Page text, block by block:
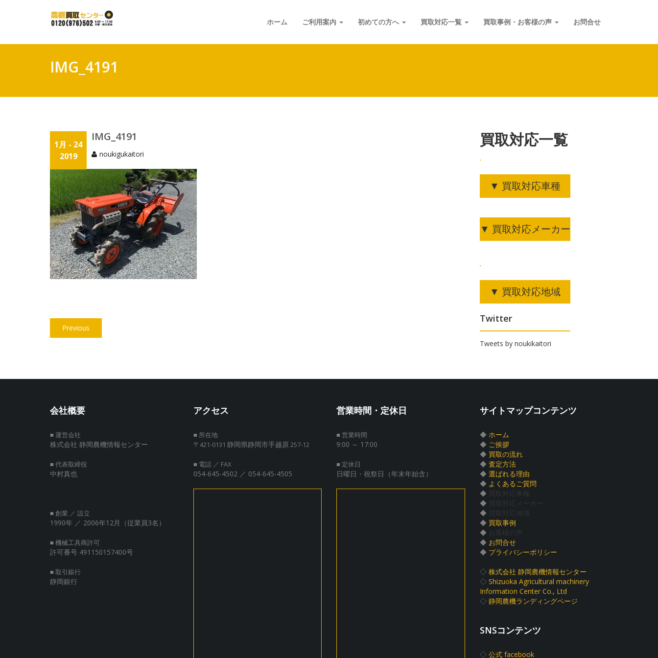
ホーム ご利用案内 初めての方へ 買取対応一覧 買取事例・お客様の声 お問合せ
IMG_4191
1月 - 24
2019
IMG_4191
noukigukaitori
投
稿
ビ
ー
ョ
Previous
post:
買取対応一覧
▼ 買取対応車種
▼ 買取対応メーカー
▼ 買取対応地域
Twitter
Tweets by noukikaitori
会社概要
■ 運営会社
株式会社 静岡農機情報センター
■ 代表取締役
中村真也
■ 創業 ／ 設立
1990年 ／ 2006年12月（従業員3名）
■ 機械工具商許可
許可番号 491150157400号
■ 取引銀行
静岡銀行
アクセス
■ 所在地
〒421-0131 静岡県静岡市手越原257-12
■ 電話 ／ FAX
054-645-4502 ／ 054-645-4505
営業時間・定休日
■ 営業時間
9:00 ～ 17:00
■ 定休日
日曜日・祝祭日（年末年始含）
サイトマップコンテンツ
◆ ホーム
◆ ご挨拶
◆ 買取の流れ
◆ 査定方法
◆ 選ばれる理由
◆ よくあるご質問
◆
買取対応車種
◆
買取対応メーカー
◆
買取対応地域
◆ 買取事例
◆ お客様の声
◆ お問合せ
◆ プライバシーポリシー
◇ 株式会社 静岡農機情報センター
◇ Shizuoka Agricultural machinery
Information Center Co., Ltd
◇ 静岡農機ランディングページ
SNSコンテンツ
◇ 公式 facebook